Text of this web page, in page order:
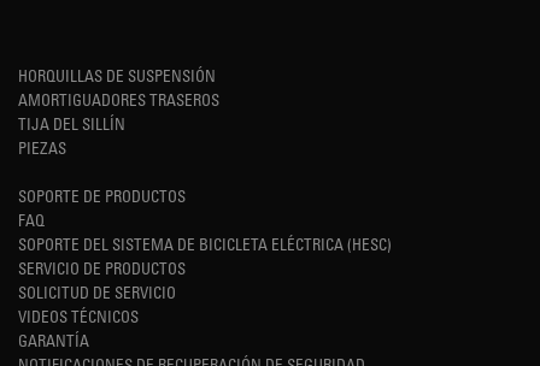
HORQUILLAS DE SUSPENSIÓN
AMORTIGUADORES TRASEROS
TIJA DEL SILLÍN
PIEZAS
SOPORTE DE PRODUCTOS
FAQ
SOPORTE DEL SISTEMA DE BICICLETA ELÉCTRICA (HESC)
SERVICIO DE PRODUCTOS
SOLICITUD DE SERVICIO
VIDEOS TÉCNICOS
GARANTÍA